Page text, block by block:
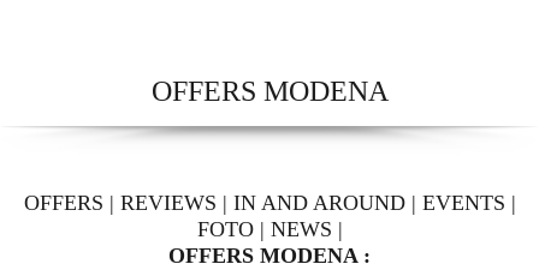
OFFERS MODENA
OFFERS | REVIEWS | IN AND AROUND| EVENTS |
FOTO| NEWS |
OFFERS MODENA :